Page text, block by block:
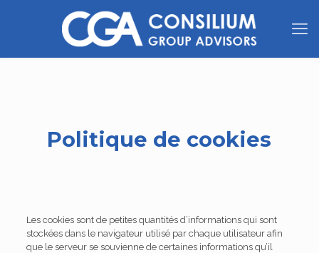
Politique de cookies
Les cookies sont de petites quantités d’informations qui sont
stockées dans le navigateur utilisé par chaque utilisateur afin
que le serveur se souvienne de certaines informations qu’il